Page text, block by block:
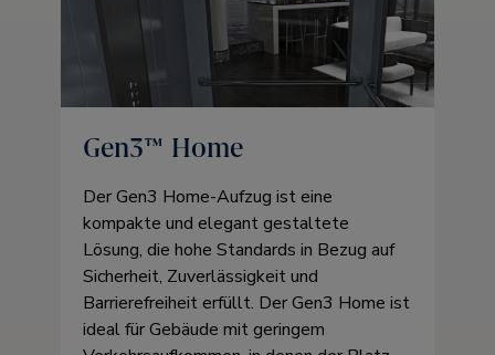
Gen3™ Home
Der Gen3 Home-Aufzug ist eine
kompakte und elegant gestaltete
Lösung, die hohe Standards in Bezug auf
Sicherheit, Zuverlässigkeit und
Barrierefreiheit erfüllt. Der Gen3 Home ist
ideal für Gebäude mit geringem